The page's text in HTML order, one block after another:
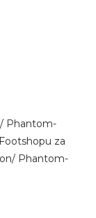
Phantom-
za
Phantom-